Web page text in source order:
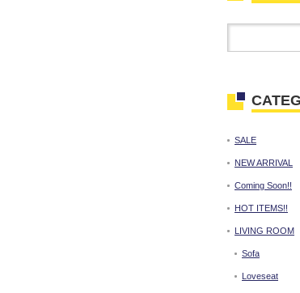
SALE
NEW ARRIVAL
Coming Soon!!
HOT ITEMS!!
LIVING ROOM
Sofa
Loveseat